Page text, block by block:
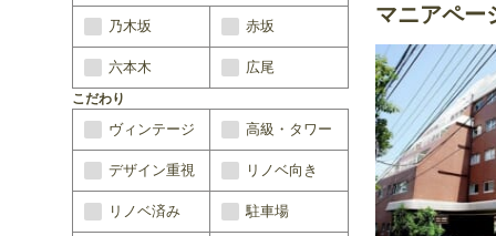
マニアペー
乃木坂 赤坂
六本木 広尾
こだわり
ヴィンテージ 高級・タワー
デザイン重視 リノベ向き
リノベ済み 駐車場